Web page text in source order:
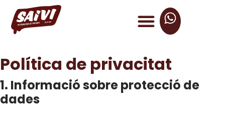
Política de privacitat
1. Informació sobre protecció de
dades